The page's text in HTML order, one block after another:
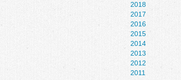
2018
2017
2016
2015
2014
2013
2012
2011